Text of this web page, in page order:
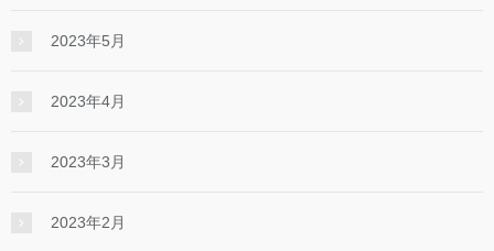
2023年5月
2023年4月
2023年3月
2023年2月